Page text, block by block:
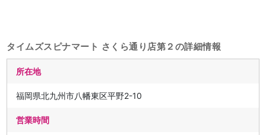
タイムズスピナマート さくら通り店第２の詳細情報
所在地
福岡県北九州市八幡東区平野2-10
営業時間